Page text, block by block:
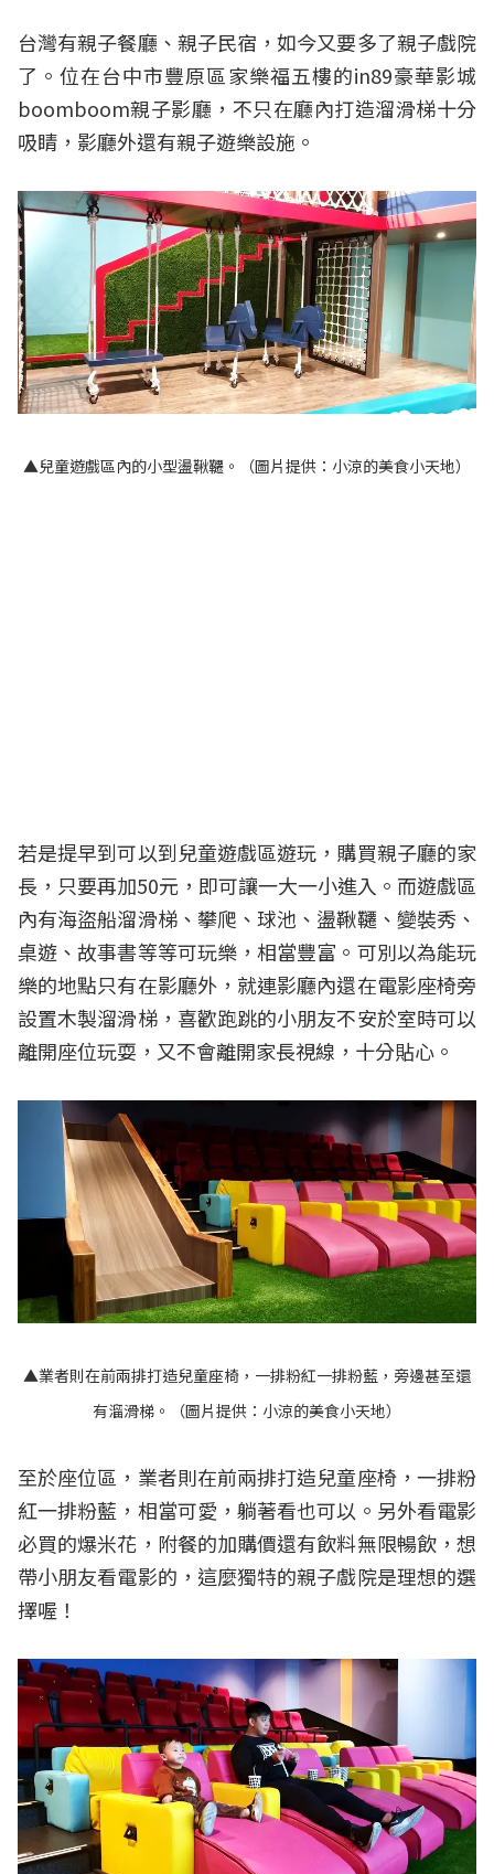
台灣有親子餐廳、親子民宿，如今又要多了親子戲院
了。位在台中市豐原區家樂福五樓的in89豪華影城
boomboom親子影廳，不只在廳內打造溜滑梯十分
吸睛，影廳外還有親子遊樂設施。
▲兒童遊戲區內的小型盪鞦韆。（圖片提供：小涼的美食小天地）
若是提早到可以到兒童遊戲區遊玩，購買親子廳的家
長，只要再加50元，即可讓一大一小進入。而遊戲區
內有海盜船溜滑梯、攀爬、球池、盪鞦韆、變裝秀、
桌遊、故事書等等可玩樂，相當豐富。可別以為能玩
樂的地點只有在影廳外，就連影廳內還在電影座椅旁
設置木製溜滑梯，喜歡跑跳的小朋友不安於室時可以
離開座位玩耍，又不會離開家長視線，十分貼心。
▲業者則在前兩排打造兒童座椅，一排粉紅一排粉藍，旁邊甚至還
有溜滑梯。（圖片提供：小涼的美食小天地）
至於座位區，業者則在前兩排打造兒童座椅，一排粉
紅一排粉藍，相當可愛，躺著看也可以。另外看電影
必買的爆米花，附餐的加購價還有飲料無限暢飲，想
帶小朋友看電影的，這麼獨特的親子戲院是理想的選
擇喔！